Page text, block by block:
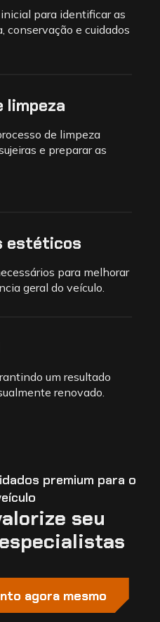
para identificar as
conservação e cuidados
limpeza
de limpeza
e preparar as
estéticos
para melhorar
geral do veículo.
um resultado
renovado.
premium para o
seu
agora mesmo